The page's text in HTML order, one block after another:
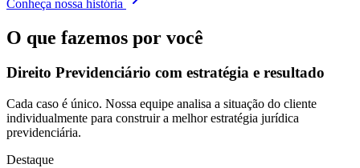
Conheça nossa história
O que fazemos por você
Direito Previdenciário com estratégia e resultado
Cada caso é único. Nossa equipe analisa a situação do cliente
individualmente para construir a melhor estratégia jurídica
previdenciária.
Destaque